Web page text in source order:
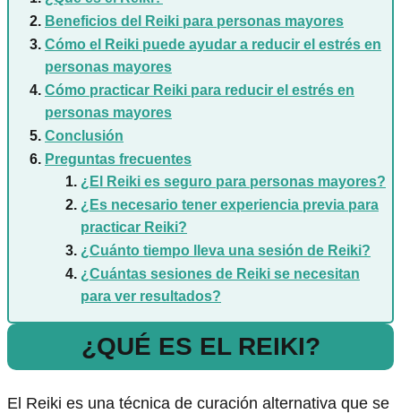
Beneficios del Reiki para personas mayores
Cómo el Reiki puede ayudar a reducir el estrés en
personas mayores
Cómo practicar Reiki para reducir el estrés en
personas mayores
Conclusión
Preguntas frecuentes
¿El Reiki es seguro para personas mayores?
¿Es necesario tener experiencia previa para
practicar Reiki?
¿Cuánto tiempo lleva una sesión de Reiki?
¿Cuántas sesiones de Reiki se necesitan
para ver resultados?
¿QUÉ ES EL REIKI?
El Reiki es una técnica de curación alternativa que se